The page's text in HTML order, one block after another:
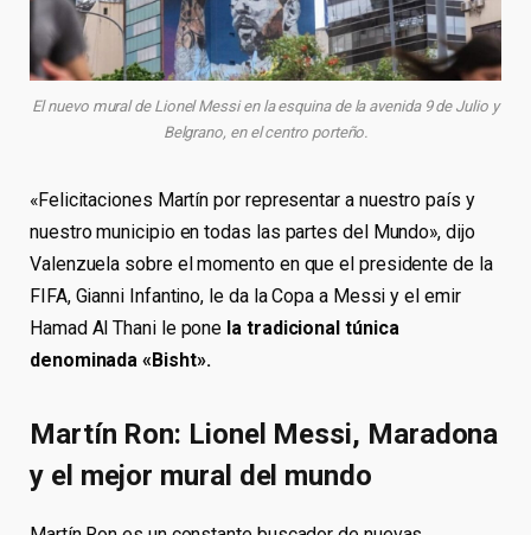
El nuevo mural de Lionel Messi en la esquina de la avenida 9 de Julio y
Belgrano, en el centro porteño.
«Felicitaciones Martín por representar a nuestro país y
nuestro municipio en todas las partes del Mundo», dijo
Valenzuela sobre el momento en que el presidente de la
FIFA, Gianni Infantino, le da la Copa a Messi y el emir
Hamad Al Thani le pone la tradicional túnica
denominada «Bisht».
Martín Ron: Lionel Messi, Maradona
y el mejor mural del mundo